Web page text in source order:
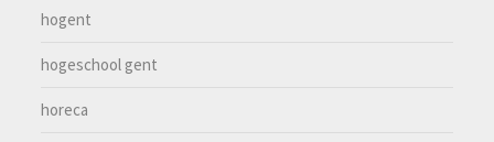
hogent
hogeschool gent
horeca